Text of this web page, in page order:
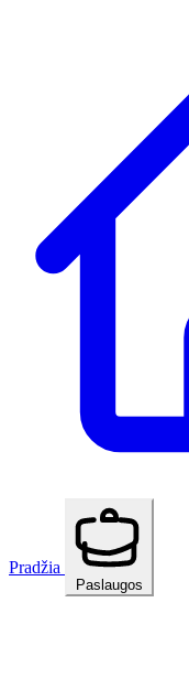
Pradžia
Paslaugos